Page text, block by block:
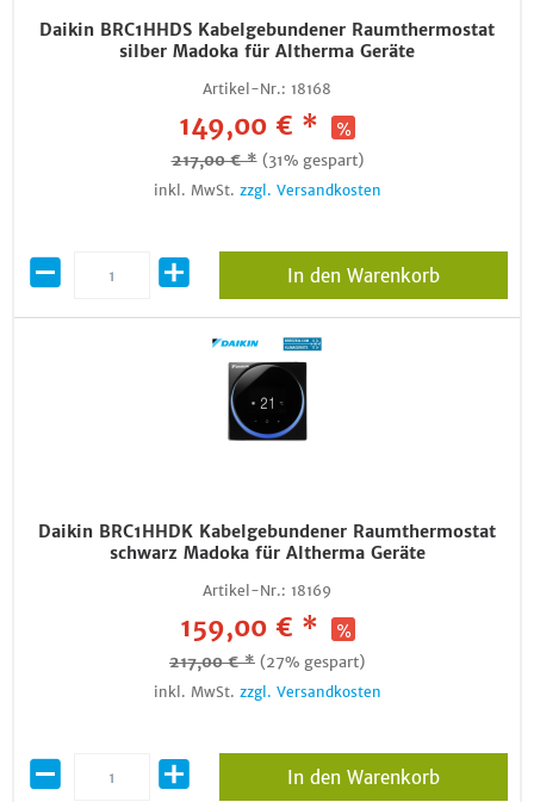
Daikin BRC1HHDS Kabelgebundener Raumthermostat
silber Madoka für Altherma Geräte
Artikel-Nr.: 18168
149,00 € *
217,00 € * (31% gespart)
inkl. MwSt. zzgl. Versandkosten
In den Warenkorb
Daikin BRC1HHDK Kabelgebundener Raumthermostat
schwarz Madoka für Altherma Geräte
Artikel-Nr.: 18169
159,00 € *
217,00 € * (27% gespart)
inkl. MwSt. zzgl. Versandkosten
In den Warenkorb